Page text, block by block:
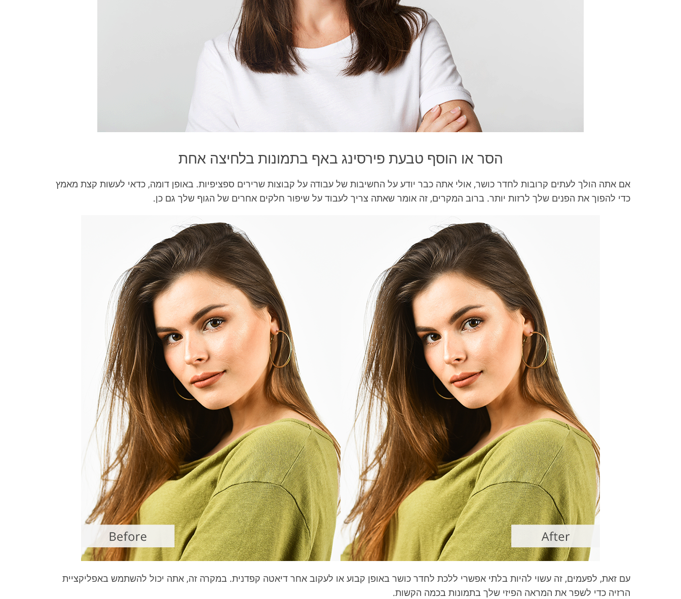
הסר או הוסף טבעת פירסינג באף בתמונות בלחיצה אחת
אם אתה הולך לעתים קרובות לחדר כושר, אולי אתה כבר יודע על החשיבות של עבודה על קבוצות שרירים ספציפיות. באופן דומה, כדאי לעשות קצת מאמץ
כדי להפוך את הפנים שלך לרזות יותר. ברוב המקרים, זה אומר שאתה צריך לעבוד על שיפור חלקים אחרים של הגוף שלך גם כן.
עם זאת, לפעמים, זה עשוי להיות בלתי אפשרי ללכת לחדר כושר באופן קבוע או לעקוב אחר דיאטה קפדנית. במקרה זה, אתה יכול להשתמש באפליקציית
הרזיה כדי לשפר את המראה הפיזי שלך בתמונות בכמה הקשות.